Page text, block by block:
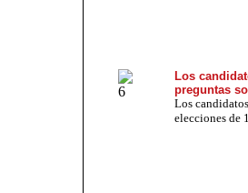
Los
preguntas
Los
elecciones de